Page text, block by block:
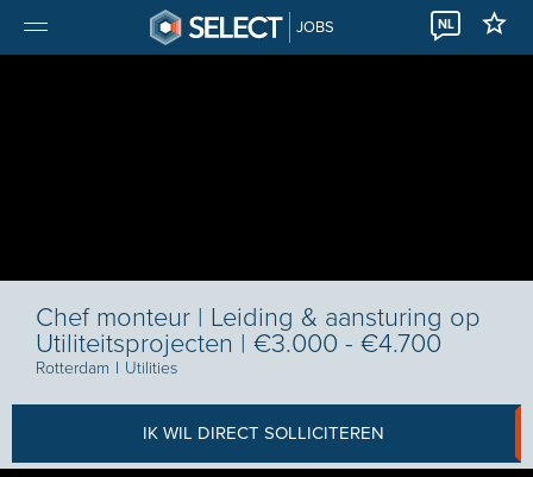
JOBS NL
Chef monteur | Leiding & aansturing op
Utiliteitsprojecten | €3.000 - €4.700
Rotterdam I Utilities
IK WIL DIRECT SOLLICITEREN